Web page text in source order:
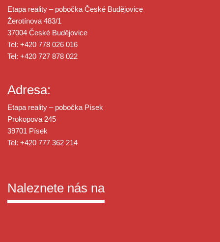
Etapa reality – pobočka České Budějovice
Žerotínova 483/1
37004 České Budějovice
Tel: +420 778 026 016
Tel: +420 727 878 022
Adresa:
Etapa reality – pobočka Písek
Prokopova 245
39701 Písek
Tel: +420 777 362 214
Naleznete nás na